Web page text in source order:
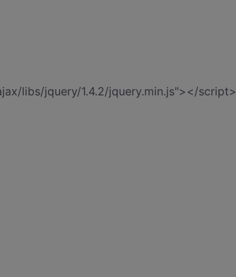
libs/jquery/1.4.2/jquery.min.js"></script>